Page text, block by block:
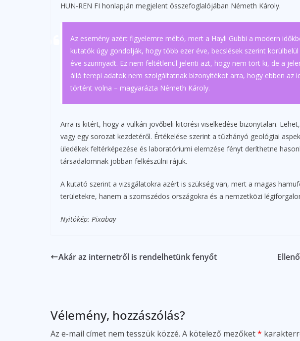
HUN-REN FI honlapján megjelent összefoglalójában Németh Károly.
Az esemény azért figyelemre méltó, mert a Hayli Gubbi a modern
kutatók úgy gondolják, hogy több ezer éve, becslések szerint
éve szunnyadt. Ez nem feltétlenül jelenti azt, hogy nem tört ki, de a
álló terepi adatok nem szolgáltatnak bizonyítékot arra, hogy ebben az
történt volna – magyarázta Németh Károly.
Arra is kitért, hogy a vulkán jövőbeli kitörési viselkedése bizonytalan.
vagy egy sorozat kezdetéről. Értékelése szerint a tűzhányó geológiai
üledékek feltérképezése és laboratóriumi elemzése fényt deríthetne
társadalomnak jobban felkészülni rájuk.
A kutató szerint a vizsgálatokra azért is szükség van, mert a magas
területekre, hanem a szomszédos országokra és a nemzetközi
Nyitókép: Pixabay
Akár az internetről is rendelhetünk fenyőt
Vélemény, hozzászólás?
Az e-mail címet nem tesszük közzé. A kötelező mezőket*